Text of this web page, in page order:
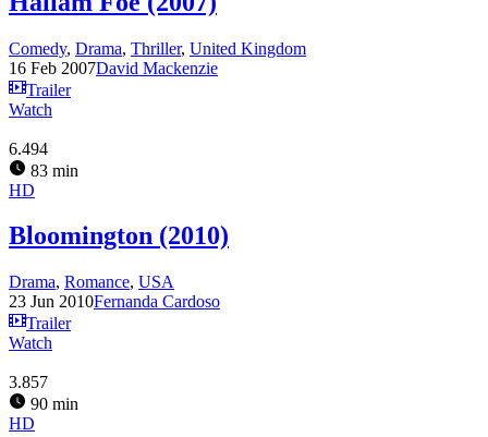
Comedy, Drama, Thriller, United Kingdom
16 Feb 2007David Mackenzie
Trailer
Watch
6.494
83 min
HD
Bloomington (2010)
Drama, Romance, USA
23 Jun 2010Fernanda Cardoso
Trailer
Watch
3.857
90 min
HD